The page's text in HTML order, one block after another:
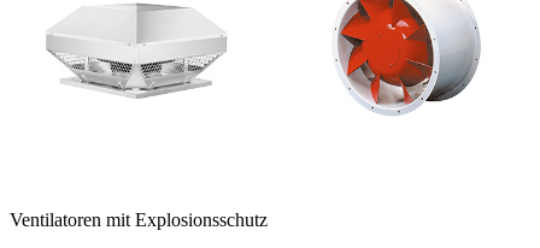
Ventilatoren mit Explosionsschutz